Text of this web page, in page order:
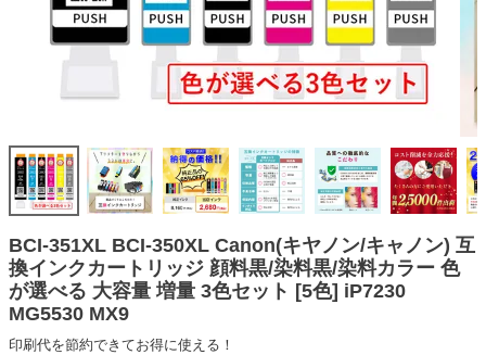
記事を探す
お客様の声
ご利用ガイド
よくある質問
会員専用商品
説明書ダウンロード
BCI-351XL BCI-350XL Canon(キヤノン/キャノン) 互
換インクカートリッジ 顔料黒/染料黒/染料カラー 色
が選べる 大容量 増量 3色セット [5色] iP7230
MG5530 MX9
印刷代を節約できてお得に使える！